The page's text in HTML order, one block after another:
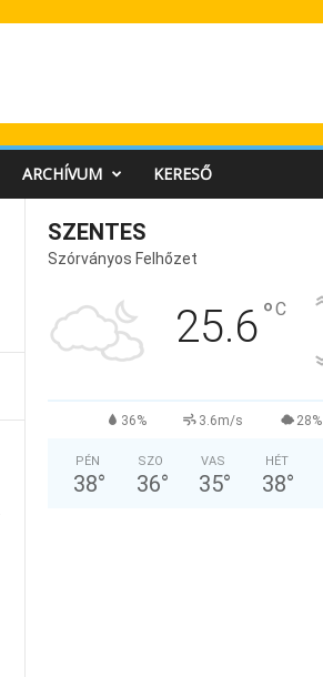
ARCHÍVUM KERESŐ
SZENTES
Szórványos Felhőzet
25.6°C
36% 3.6m/s 28%
PÉN
38°
SZO
36°
VAS
35°
HÉT
38°